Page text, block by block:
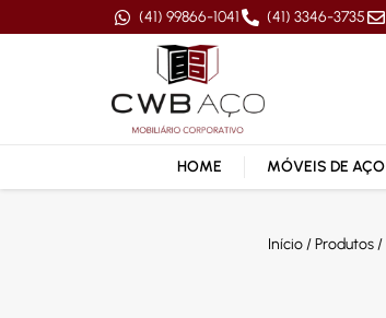
(41) 99866-1041 (41) 3346-3735
HOME MÓVEIS DE AÇO
Início/Produtos/